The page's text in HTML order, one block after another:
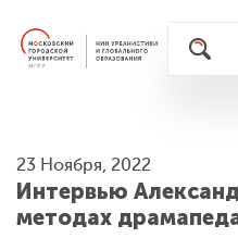
23 Ноября, 2022
Интервью
методах